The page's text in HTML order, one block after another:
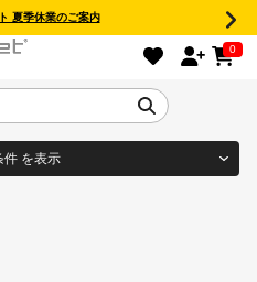
夏季休業のご案内
0
件 を表示